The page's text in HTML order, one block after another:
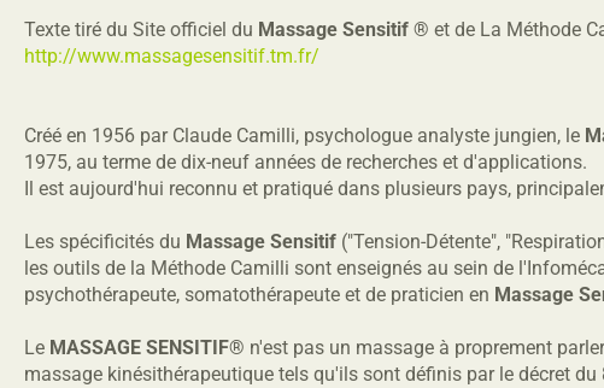
Texte tiré du Site officiel du Massage Sensitif ® et de La Méthode
http://www.massagesensitif.tm.fr/
Créé en 1956 par Claude Camilli, psychologue analyste jungien, le
1975, au terme de dix-neuf années de recherches et d'applications.
Il est aujourd'hui reconnu et pratiqué dans plusieurs pays,
Les spécificités du Massage Sensitif ("Tension-Détente",
les outils de la Méthode Camilli sont enseignés au sein de
psychothérapeute, somatothérapeute et de praticien en Massage
Le MASSAGE SENSITIF® n'est pas un massage à proprement
massage kinésithérapeutique tels qu'ils sont définis par le décret